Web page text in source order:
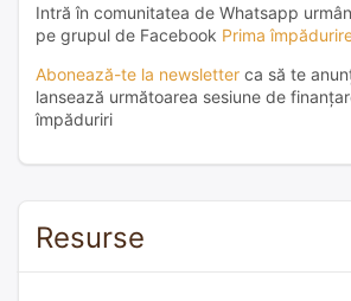
Intră în comunitatea de Whatsapp
pe grupul de Facebook Prima
Abonează-te la newsletter ca să te
lansează următoarea sesiune de
împăduriri
Resurse